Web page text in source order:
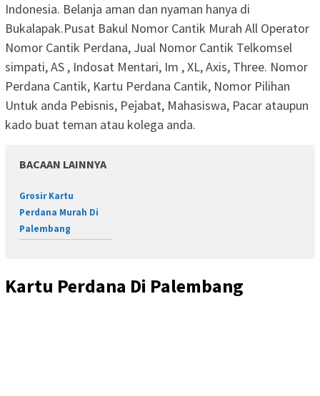
Indonesia. Belanja aman dan nyaman hanya di
Bukalapak.Pusat Bakul Nomor Cantik Murah All Operator
Nomor Cantik Perdana, Jual Nomor Cantik Telkomsel
simpati, AS , Indosat Mentari, Im , XL, Axis, Three. Nomor
Perdana Cantik, Kartu Perdana Cantik, Nomor Pilihan
Untuk anda Pebisnis, Pejabat, Mahasiswa, Pacar ataupun
kado buat teman atau kolega anda.
BACAAN LAINNYA
Grosir Kartu
Perdana Murah Di
Palembang
Kartu Perdana Di Palembang